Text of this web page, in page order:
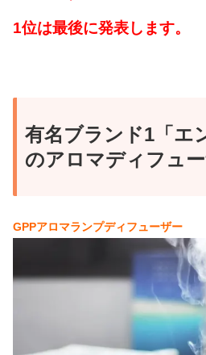
1位は最後に発表します。
有名ブランド1「エ
のアロマディフュ
GPPアロマランプディフューザー